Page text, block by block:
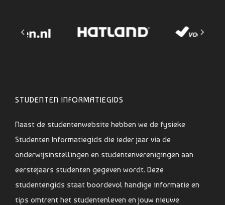
STUDENTEN INFORMATIEGIDS
Naast de studentenwebsite hebben we de fysieke
Studenten Informatiegids die ieder jaar via de
onderwijsinstellingen en studentenverenigingen aan
eerstejaars studenten gegeven wordt. Deze
studentengids staat boordevol handige informatie en
tips omtrent het studentenleven en jouw nieuwe